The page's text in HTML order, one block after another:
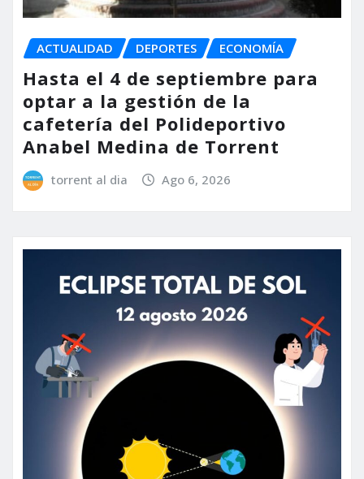
ACTUALIDAD DEPORTES ECONOMÍA
Hasta el 4 de septiembre para
optar a la gestión de la
cafetería del Polideportivo
Anabel Medina de Torrent
torrent al dia Ago 6, 2026